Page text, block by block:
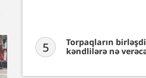
5
Torpaqların
kəndlilərə nə